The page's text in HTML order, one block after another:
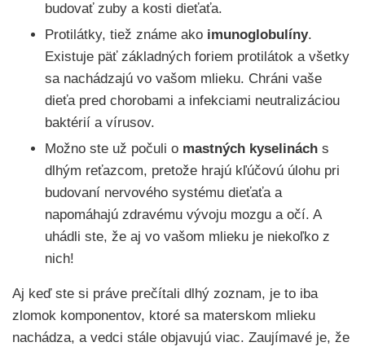
budovať zuby a kosti dieťaťa.
Protilátky, tiež známe ako imunoglobulíny.
Existuje päť základných foriem protilátok a všetky
sa nachádzajú vo vašom mlieku. Chráni vaše
dieťa pred chorobami a infekciami neutralizáciou
baktérií a vírusov.
Možno ste už počuli o mastných kyselinách s
dlhým reťazcom, pretože hrajú kľúčovú úlohu pri
budovaní nervového systému dieťaťa a
napomáhajú zdravému vývoju mozgu a očí. A
uhádli ste, že aj vo vašom mlieku je niekoľko z
nich!
Aj keď ste si práve prečítali dlhý zoznam, je to iba
zlomok komponentov, ktoré sa materskom mlieku
nachádza, a vedci stále objavujú viac. Zaujímavé je, že